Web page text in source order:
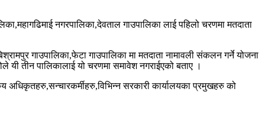
नगरपालिका,देवताल गाउपालिका लाई पहिलो चरणमा मतदाता
गाउपालिका,फेटा गाउपालिका मा मतदाता नामावली संकलन गर्ने योजना
यी तीन पालिकालाई यो चरणमा समावेश नगराईएको बताए ।
सरकारी कार्यालयका प्रमुखहरु को